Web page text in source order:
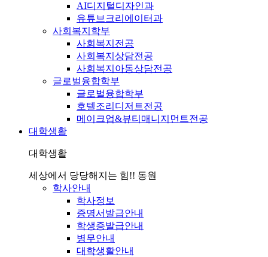
AI디지털디자인과
유튜브크리에이터과
사회복지학부
사회복지전공
사회복지상담전공
사회복지아동상담전공
글로벌융합학부
글로벌융합학부
호텔조리디저트전공
메이크업&뷰티매니지먼트전공
대학생활
대학생활
세상에서 당당해지는 힘!! 동원
학사안내
학사정보
증명서발급안내
학생증발급안내
병무안내
대학생활안내